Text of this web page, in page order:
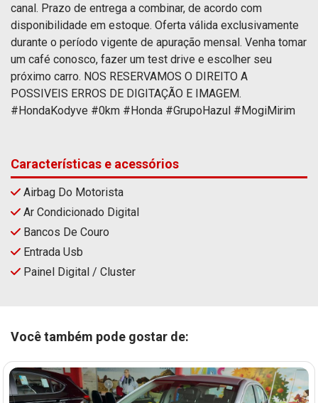
canal. Prazo de entrega a combinar, de acordo com
disponibilidade em estoque. Oferta válida exclusivamente
durante o período vigente de apuração mensal. Venha tomar
um café conosco, fazer um test drive e escolher seu
próximo carro. NOS RESERVAMOS O DIREITO A
POSSIVEIS ERROS DE DIGITAÇÃO E IMAGEM.
#HondaKodyve #0km #Honda #GrupoHazul #MogiMirim
Características e acessórios
Airbag Do Motorista
Ar Condicionado Digital
Bancos De Couro
Entrada Usb
Painel Digital / Cluster
Você também pode gostar de: